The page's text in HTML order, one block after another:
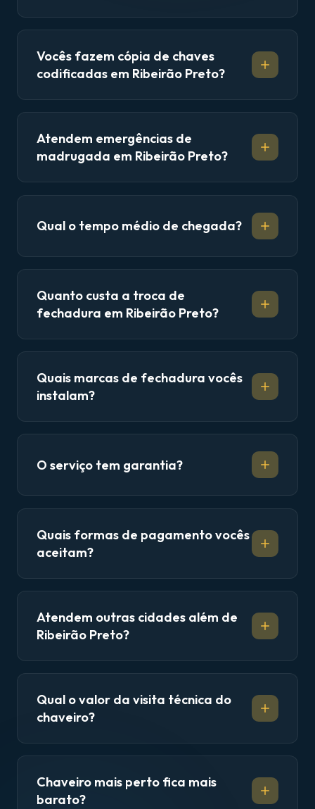
Vocês fazem cópia de chaves
codificadas em Ribeirão Preto?
Atendem emergências de
madrugada em Ribeirão Preto?
Qual o tempo médio de chegada?
Quanto custa a troca de
fechadura em Ribeirão Preto?
Quais marcas de fechadura vocês
instalam?
O serviço tem garantia?
Quais formas de pagamento vocês
aceitam?
Atendem outras cidades além de
Ribeirão Preto?
Qual o valor da visita técnica do
chaveiro?
Chaveiro mais perto fica mais
barato?